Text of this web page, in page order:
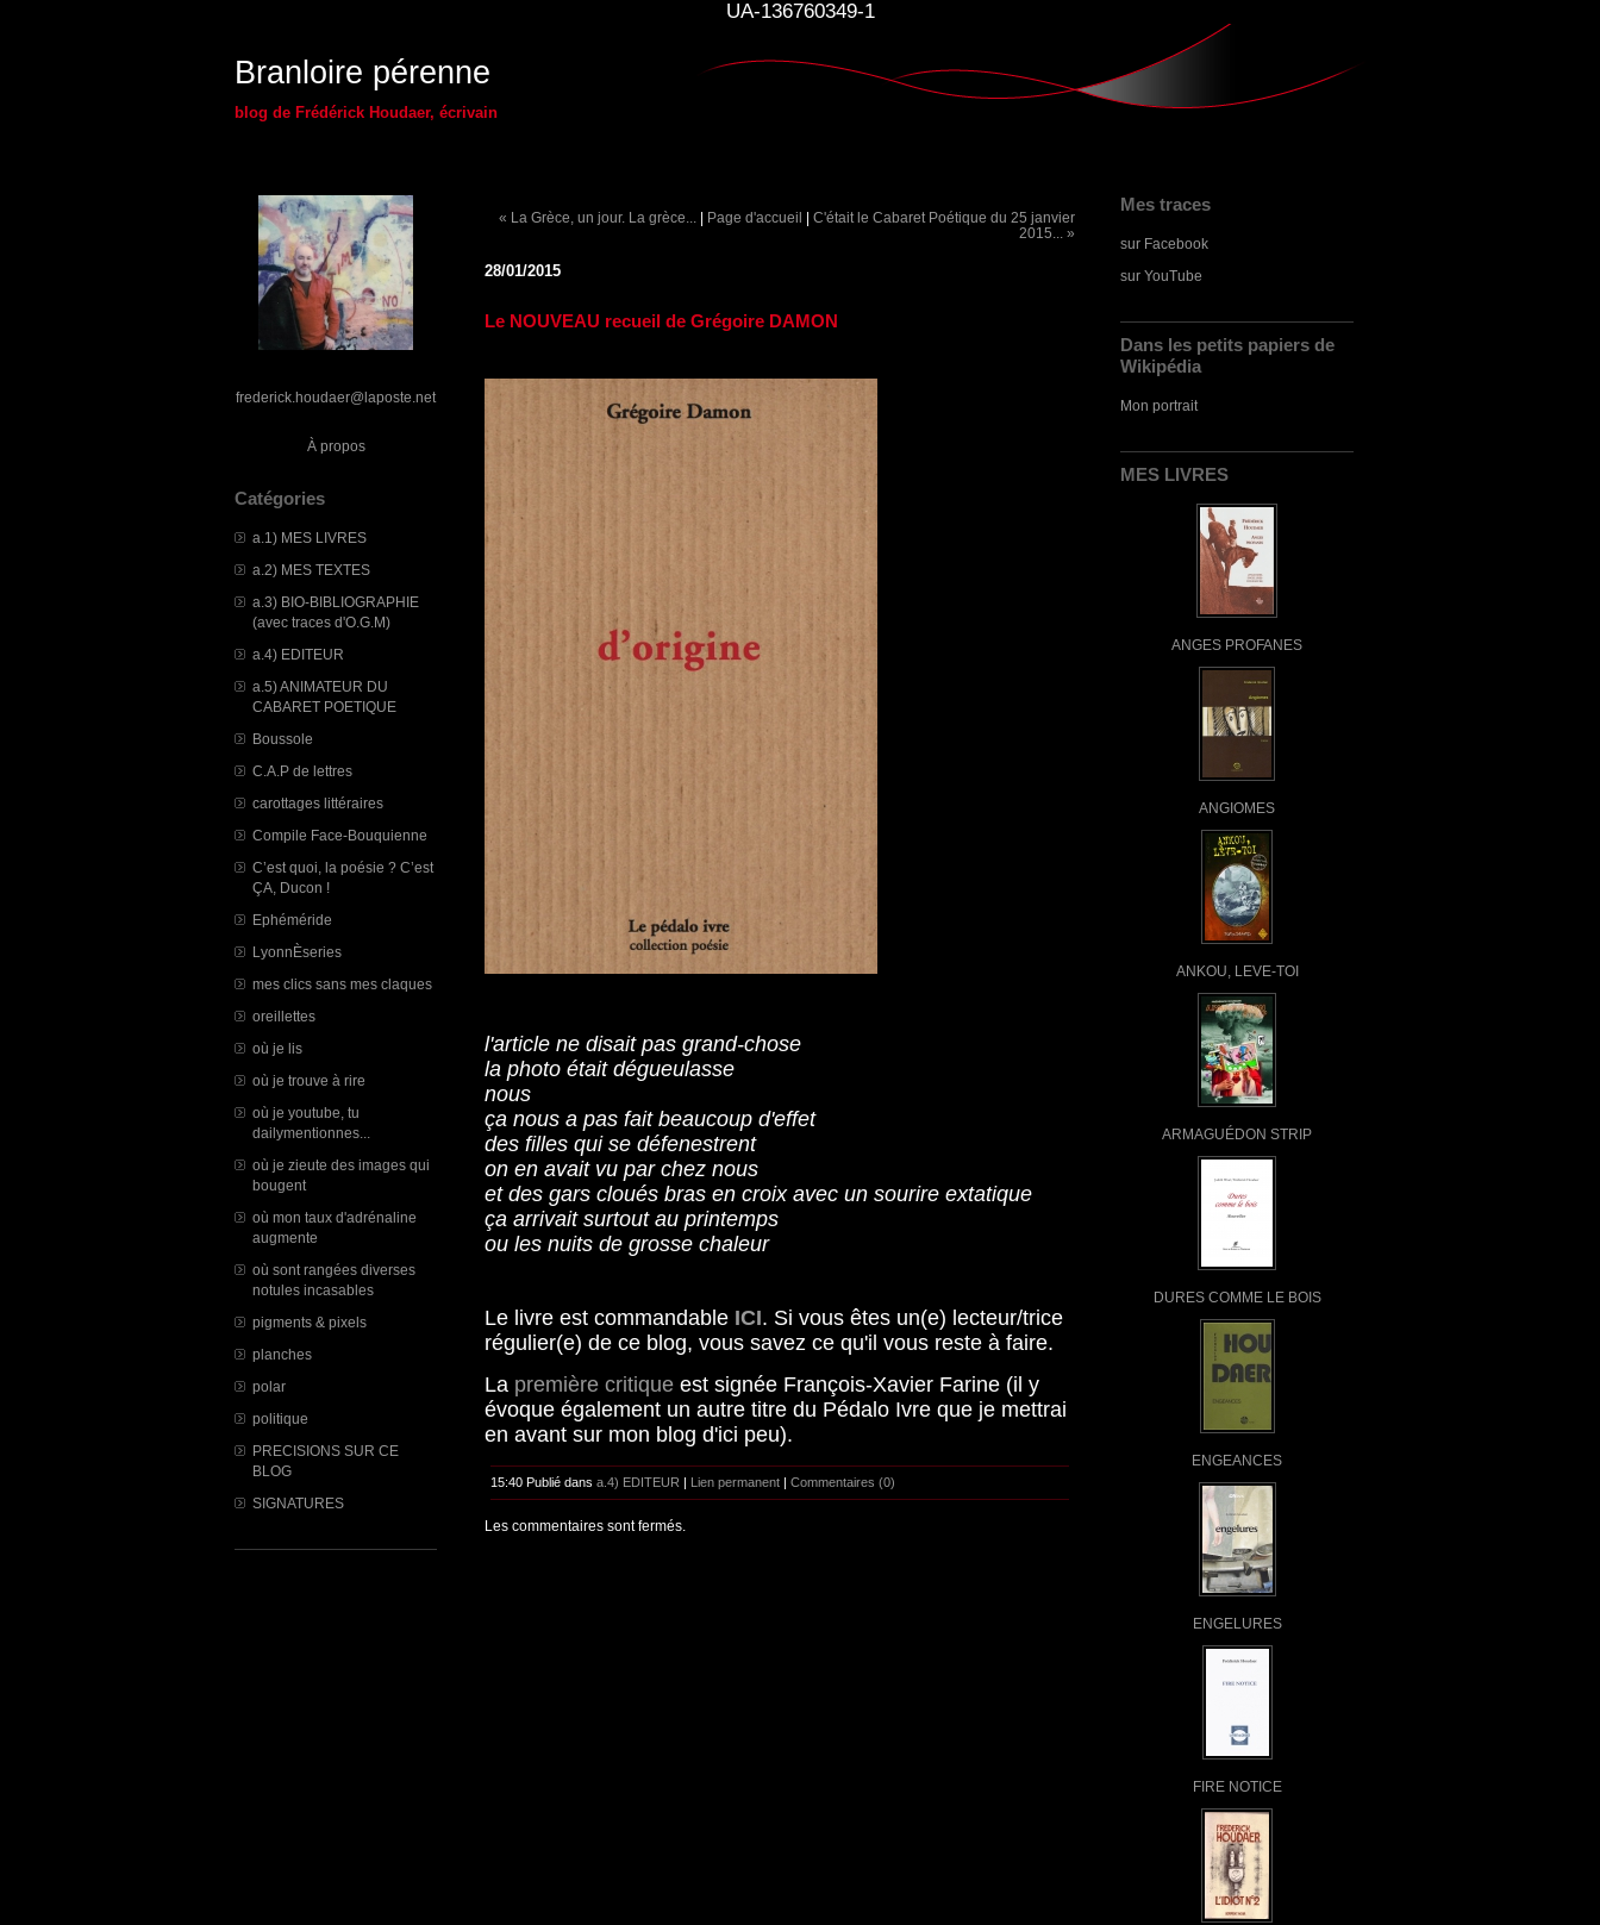
UA-136760349-1
Branloire pérenne
blog de Frédérick Houdaer, écrivain
frederick.houdaer@laposte.net
À propos
Catégories
a.1) MES LIVRES
a.2) MES TEXTES
a.3) BIO-BIBLIOGRAPHIE
(avec traces d'O.G.M)
a.4) EDITEUR
a.5) ANIMATEUR DU
CABARET POETIQUE
Boussole
C.A.P de lettres
carottages littéraires
Compile Face-Bouquienne
C’est quoi, la poésie ? C’est
ÇA, Ducon !
Ephéméride
LyonnÈseries
mes clics sans mes claques
oreillettes
où je lis
où je trouve à rire
où je youtube, tu
dailymentionnes...
où je zieute des images qui
bougent
où mon taux d'adrénaline
augmente
où sont rangées diverses
notules incasables
pigments & pixels
planches
polar
politique
PRECISIONS SUR CE
BLOG
SIGNATURES
Mes traces
sur Facebook
sur YouTube
Dans les petits papiers de
Wikipédia
Mon portrait
MES LIVRES
ANGES PROFANES
ANGIOMES
ANKOU, LEVE-TOI
ARMAGUÉDON STRIP
DURES COMME LE BOIS
ENGEANCES
ENGELURES
FIRE NOTICE
« La Grèce, un jour. La grèce... | Page d'accueil | C'était le Cabaret Poétique du 25 janvier
2015... »
28/01/2015
Le NOUVEAU recueil de Grégoire DAMON
l'article ne disait pas grand-chose
la photo était dégueulasse
nous
ça nous a pas fait beaucoup d'effet
des filles qui se défenestrent
on en avait vu par chez nous
et des gars cloués bras en croix avec un sourire extatique
ça arrivait surtout au printemps
ou les nuits de grosse chaleur
Le livre est commandable ICI. Si vous êtes un(e) lecteur/trice
régulier(e) de ce blog, vous savez ce qu'il vous reste à faire.
La première critique est signée François-Xavier Farine (il y
évoque également un autre titre du Pédalo Ivre que je mettrai
en avant sur mon blog d'ici peu).
15:40 Publié dans a.4) EDITEUR Lien permanent Commentaires (0)
Les commentaires sont fermés.